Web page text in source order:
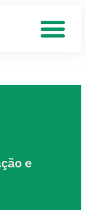
e